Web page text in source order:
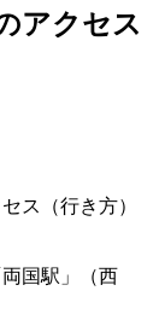
アクセス
ス（行き方）
国駅」（西